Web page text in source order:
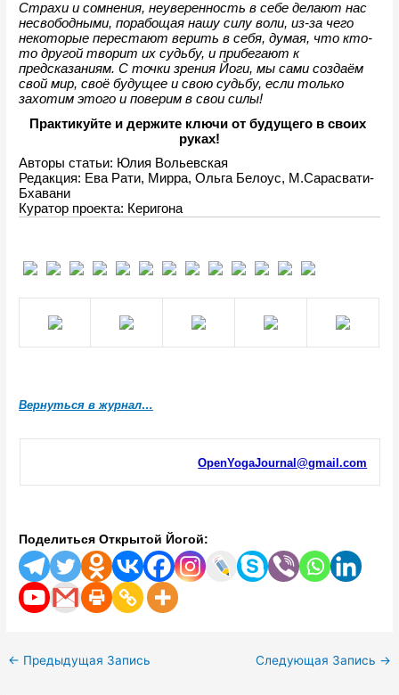
Страхи и сомнения, неуверенность в себе делают нас
несвободными, порабощая нашу силу воли, из-за чего
некоторые перестают верить в себя, думая, что кто-
то другой творит их судьбу, и прибегают к
предсказаниям. С точки зрения Йоги, мы сами создаём
свой мир, своё будущее и свою судьбу, если только
захотим этого и поверим в свои силы!
Практикуйте и держите ключи от будущего в своих
руках!
Авторы статьи: Юлия Вольевская
Редакция: Ева Рати, Мирра, Ольга Белоус, М.Сарасвати-
Бхавани
Куратор проекта: Керигона
Вернуться в журнал…
OpenYogaJournal@gmail.com
Поделиться Открытой Йогой:
← Предыдущая Запись Следующая Запись →